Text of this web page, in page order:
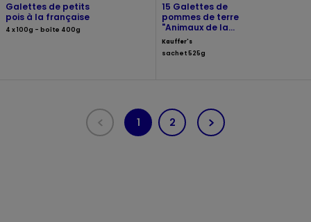
Galettes de petits
pois à la française
4 x 100g - boîte 400g
15 Galettes de
pommes de terre
"Animaux de la
ferme"
Kauffer's
sachet 525g
1(current)
2